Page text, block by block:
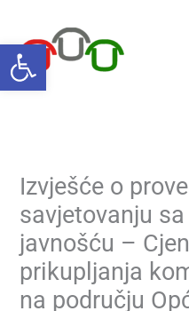
Open toolbar
content
Izvješće o
savjetovanju
javnošću –
prikupljanja
na području